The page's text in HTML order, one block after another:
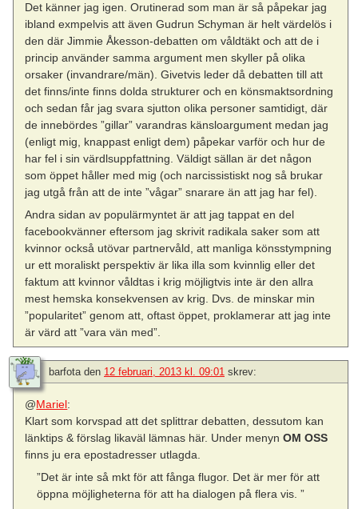
Det känner jag igen. Orutinerad som man är så påpekar jag
ibland exmpelvis att även Gudrun Schyman är helt värdelös i
den där Jimmie Åkesson-debatten om våldtäkt och att de i
princip använder samma argument men skyller på olika
orsaker (invandrare/män). Givetvis leder då debatten till att
det finns/inte finns dolda strukturer och en könsmaktsordning
och sedan får jag svara sjutton olika personer samtidigt, där
de innebördes ”gillar” varandras känsloargument medan jag
(enligt mig, knappast enligt dem) påpekar varför och hur de
har fel i sin värdlsuppfattning. Väldigt sällan är det någon
som öppet håller med mig (och narcissistiskt nog så brukar
jag utgå från att de inte ”vågar” snarare än att jag har fel).
Andra sidan av populärmyntet är att jag tappat en del
facebookvänner eftersom jag skrivit radikala saker som att
kvinnor också utövar partnervåld, att manliga könsstympning
ur ett moraliskt perspektiv är lika illa som kvinnlig eller det
faktum att kvinnor våldtas i krig möjligtvis inte är den allra
mest hemska konsekvensen av krig. Dvs. de minskar min
”popularitet” genom att, oftast öppet, proklamerar att jag inte
är värd att ”vara vän med”.
barfotaden 12 februari, 2013 kl. 09:01 skrev:
@Mariel:
Klart som korvspad att det splittrar debatten, dessutom kan
länktips & förslag likaväl lämnas här. Under menynOM OSS
finns ju era epostadresser utlagda.
”Det är inte så mkt för att fånga flugor. Det är mer för att
öppna möjligheterna för att ha dialogen på flera vis. ”